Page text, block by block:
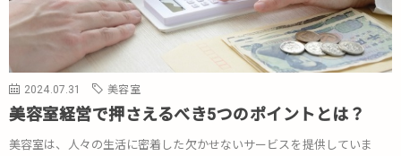
2024.07.31 美容室
美容室経営で押さえるべき5つのポイントとは？
美容室は、人々の生活に密着した欠かせないサービスを提供していま